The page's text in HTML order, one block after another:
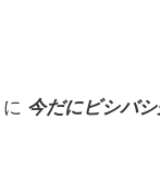
に 今だにビシバ